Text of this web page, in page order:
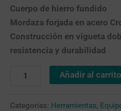
Cuerpo de hierro fundido
Mordaza forjada en acero
Construcción en vigueta
resistencia y durabilidad
Añadir al carrito
Categorías: Herramientas,